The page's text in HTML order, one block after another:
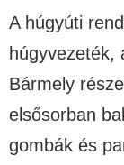
A húgyúti
húgyvezeték,
Bármely
elsősorban
gombák és